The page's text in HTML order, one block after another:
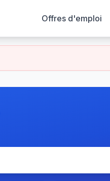
Offres d'emploi